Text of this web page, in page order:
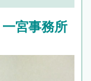
宮事務所